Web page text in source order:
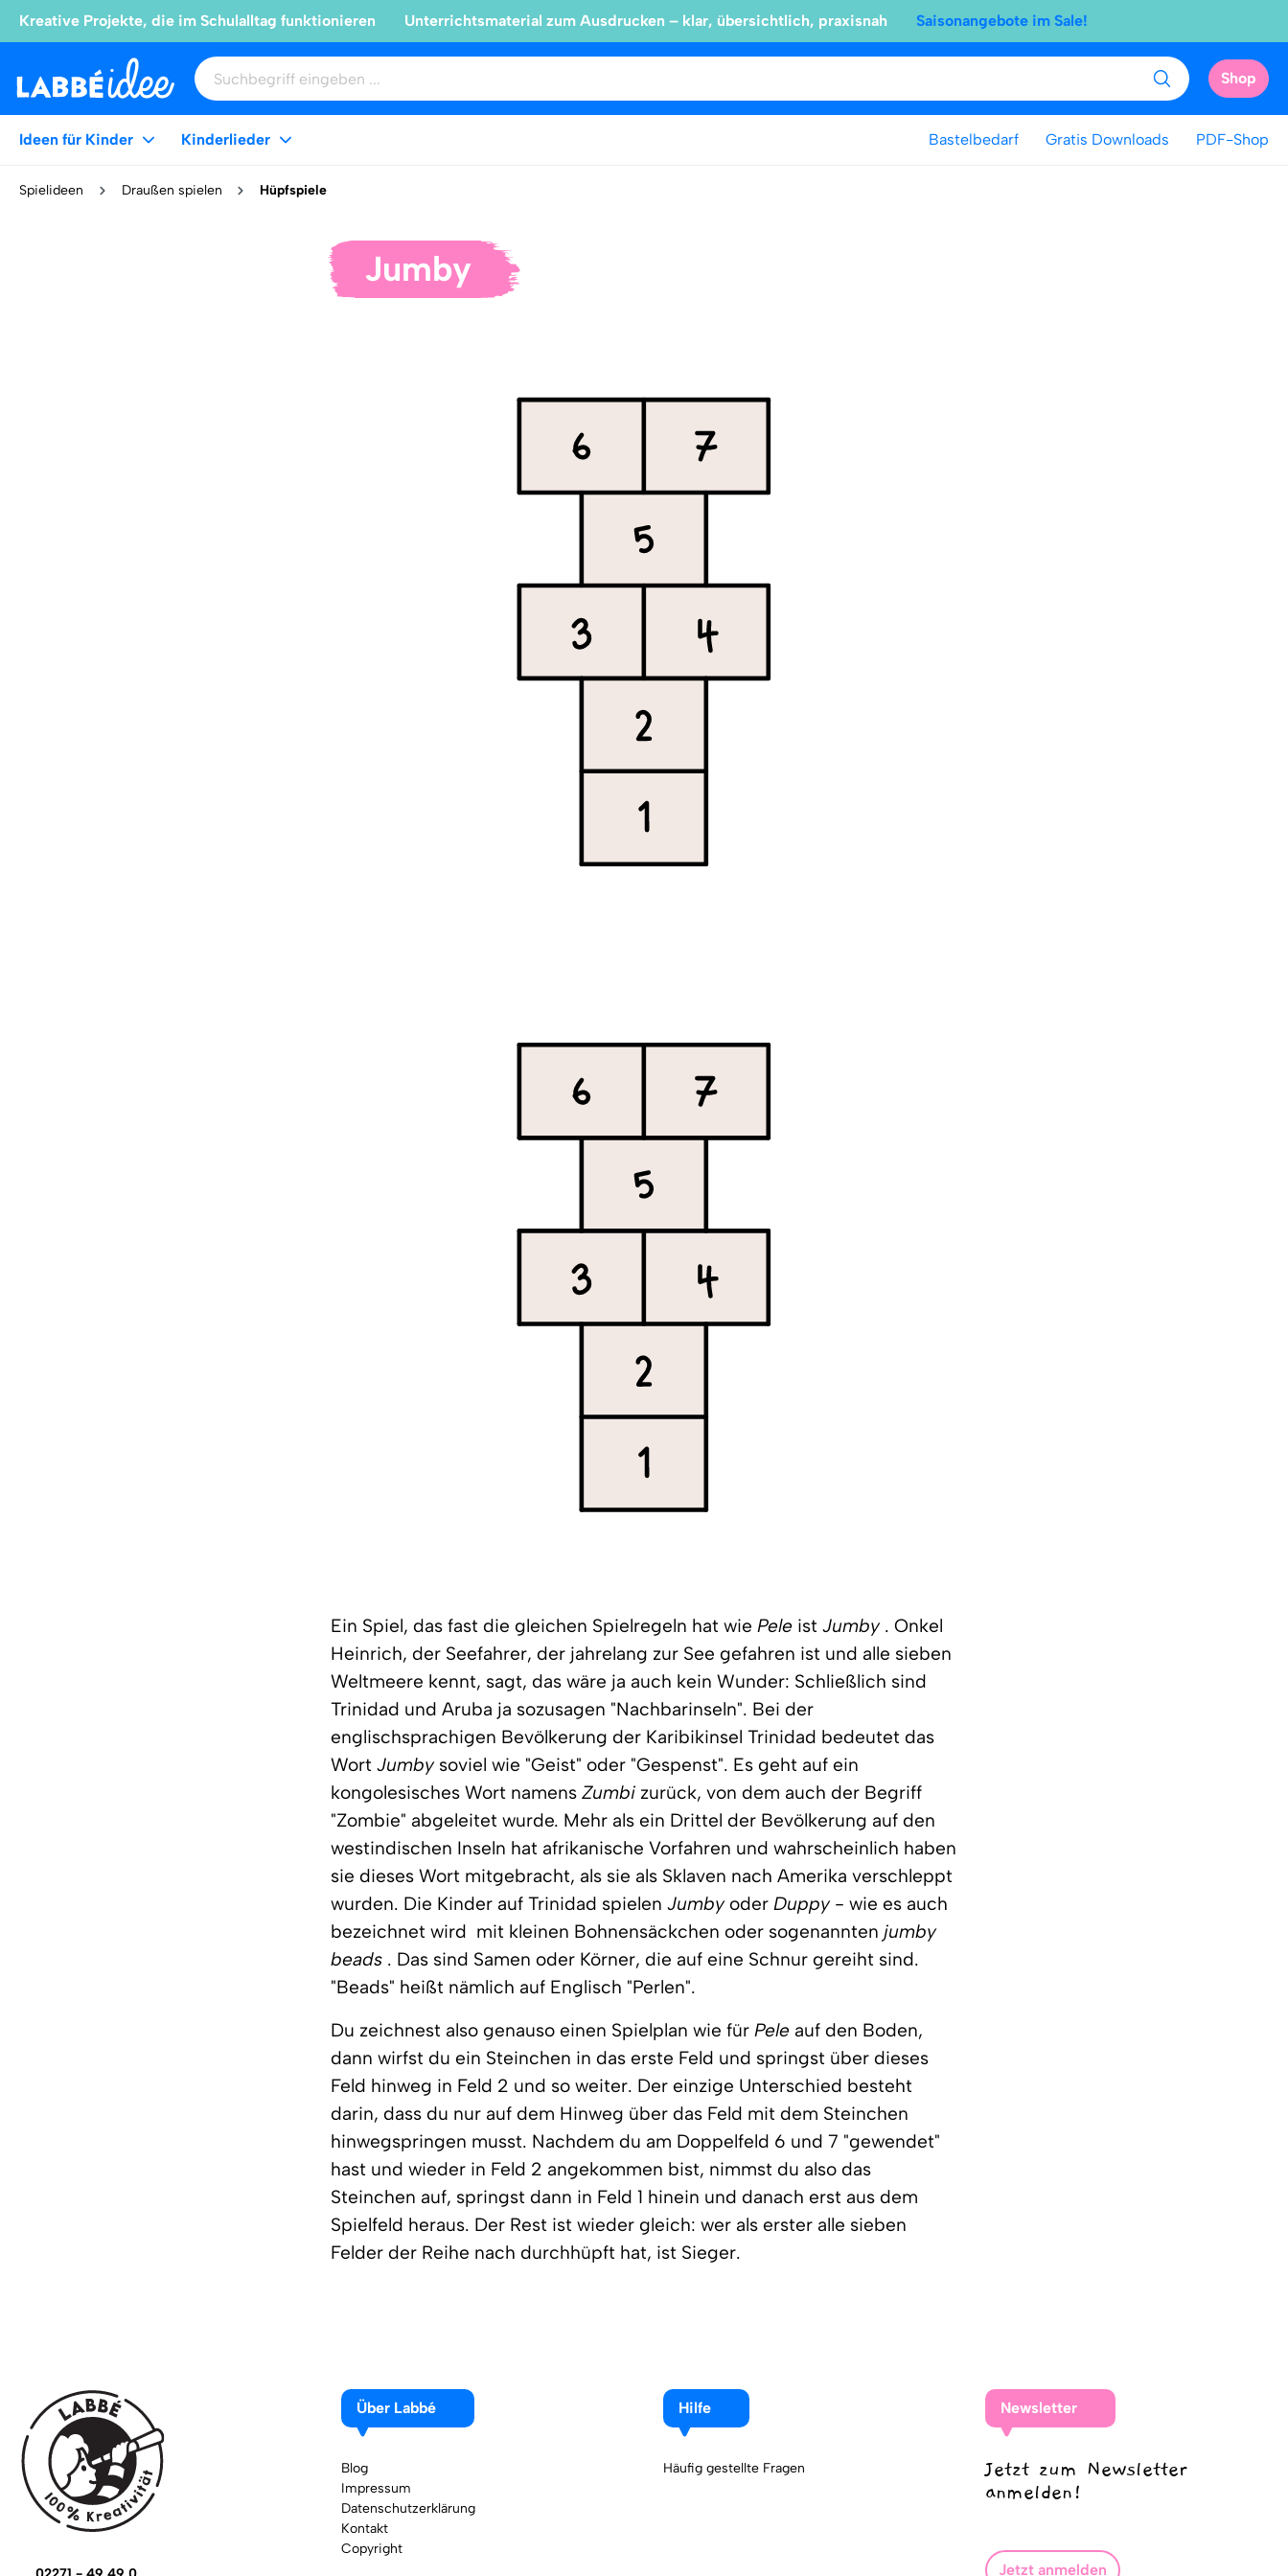
Kreative Projekte, die im Schulalltag funktionieren Unterrichtsmaterial zum Ausdrucken – klar, übersichtlich, praxisnah Saisonangebote im Sale!
Shop
Ideen für Kinder Kinderlieder Bastelbedarf Gratis Downloads PDF-Shop
Spielideen Draußen spielen Hüpfspiele
Jumby
Ein Spiel, das fast die gleichen Spielregeln hat wiePele istJumby . Onkel
Heinrich, der Seefahrer, der jahrelang zur See gefahren ist und alle sieben
Weltmeere kennt, sagt, das wäre ja auch kein Wunder: Schließlich sind
Trinidad und Aruba ja sozusagen "Nachbarinseln". Bei der
englischsprachigen Bevölkerung der Karibikinsel Trinidad bedeutet das
WortJumby soviel wie "Geist" oder "Gespenst". Es geht auf ein
kongolesisches Wort namensZumbi zurück, von dem auch der Begriff
"Zombie" abgeleitet wurde. Mehr als ein Drittel der Bevölkerung auf den
westindischen Inseln hat afrikanische Vorfahren und wahrscheinlich haben
sie dieses Wort mitgebracht, als sie als Sklaven nach Amerika verschleppt
wurden. Die Kinder auf Trinidad spielenJumby oderDuppy - wie es auch
bezeichnet wird  mit kleinen Bohnensäckchen oder sogenanntenjumby
beads . Das sind Samen oder Körner, die auf eine Schnur gereiht sind.
"Beads" heißt nämlich auf Englisch "Perlen".
Du zeichnest also genauso einen Spielplan wie fürPele auf den Boden,
dann wirfst du ein Steinchen in das erste Feld und springst über dieses
Feld hinweg in Feld 2 und so weiter. Der einzige Unterschied besteht
darin, dass du nur auf dem Hinweg über das Feld mit dem Steinchen
hinwegspringen musst. Nachdem du am Doppelfeld 6 und 7 "gewendet"
hast und wieder in Feld 2 angekommen bist, nimmst du also das
Steinchen auf, springst dann in Feld 1 hinein und danach erst aus dem
Spielfeld heraus. Der Rest ist wieder gleich: wer als erster alle sieben
Felder der Reihe nach durchhüpft hat, ist Sieger.
Über Labbé
Blog
Impressum
Datenschutzerklärung
Kontakt
Copyright
Hilfe
Häufig gestellte Fragen
Newsletter
Jetzt zum Newsletter
anmelden!
Jetzt anmelden